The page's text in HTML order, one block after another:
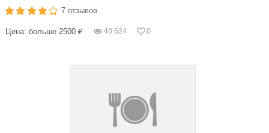
7 отзывов
Цена: больше 2500 ₽ 40 624 0